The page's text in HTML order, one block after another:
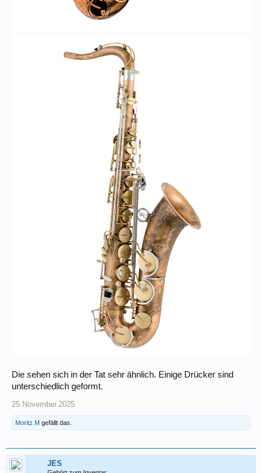
Die sehen sich in der Tat sehr ähnlich. Einige Drücker sind
unterschiedlich geformt.
25.November.2025
Moritz.M gefällt das.
JES